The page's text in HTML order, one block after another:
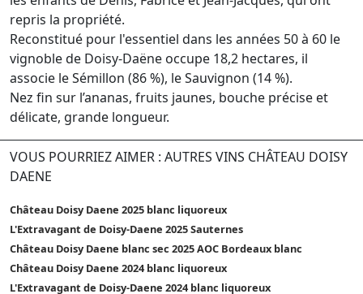
repris la propriété.
Reconstitué pour l'essentiel dans les années 50 à 60 le
vignoble de Doisy-Daëne occupe 18,2 hectares, il
associe le Sémillon (86 %), le Sauvignon (14 %).
Nez fin sur l’ananas, fruits jaunes, bouche précise et
délicate, grande longueur.
VOUS POURRIEZ AIMER : AUTRES VINS CHÂTEAU DOISY
DAENE
Château Doisy Daene 2025 blanc liquoreux
L'Extravagant de Doisy-Daene 2025 Sauternes
Château Doisy Daene blanc sec 2025 AOC Bordeaux blanc
Château Doisy Daene 2024 blanc liquoreux
L'Extravagant de Doisy-Daene 2024 blanc liquoreux